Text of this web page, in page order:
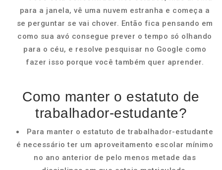
para a janela, vê uma nuvem estranha e começa a
se perguntar se vai chover. Então fica pensando em
como sua avó consegue prever o tempo só olhando
para o céu, e resolve pesquisar no Google como
fazer isso porque você também quer aprender.
Como manter o estatuto de
trabalhador-estudante?
Para manter o estatuto de trabalhador-estudante
é necessário ter um aproveitamento escolar mínimo
no ano anterior de pelo menos metade das